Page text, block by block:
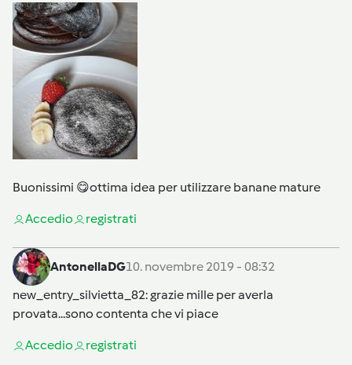
Buonissimi 😋ottima idea per utilizzare banane mature
Accedio registrati
AntonellaDG10. novembre 2019 - 08:32
new_entry_silvietta_82: grazie mille per averla
provata...sono contenta che vi piace
Accedio registrati